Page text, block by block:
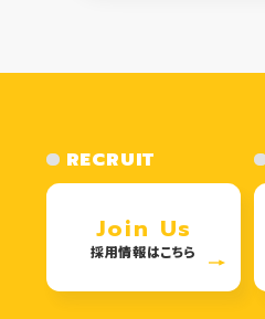
RECRUIT
Join Us
採用情報はこちら